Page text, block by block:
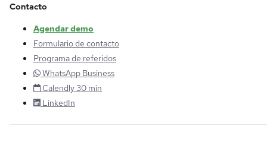
Contacto
Agendar demo
Formulario de contacto
Programa de referidos
WhatsApp Business
Calendly 30 min
LinkedIn